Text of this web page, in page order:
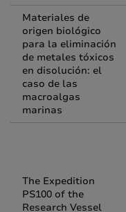
Materiales de
origen biológico
para la eliminación
de metales tóxicos
en disolución: el
caso de las
macroalgas
marinas
The Expedition
PS100 of the
Research Vessel